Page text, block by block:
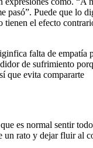
pasó”. Puede que lo
tienen el efecto
falta de empatía
de sufrimiento
que evita compararte
es normal sentir
un rato y dejar fluir al